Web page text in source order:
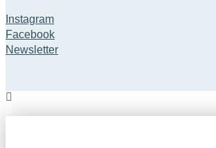
Instagram
Facebook
Newsletter